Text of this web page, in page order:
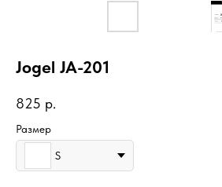
Jogel JA-201
825 р.
Размер
S